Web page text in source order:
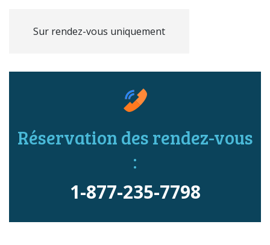
Sur rendez-vous uniquement
Réservation des rendez-vous
:
1-877-235-7798